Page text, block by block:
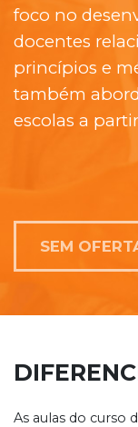
foco no
docentes
princípios e
também
escolas a
SEM
As aulas do curso